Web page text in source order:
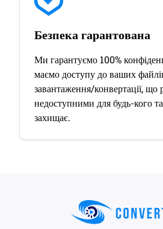
Безпека гарантована
Ми гарантуємо 100%
маємо доступу до ваших
завантаження/конвертації, що
недоступними для будь-кого
захищає.